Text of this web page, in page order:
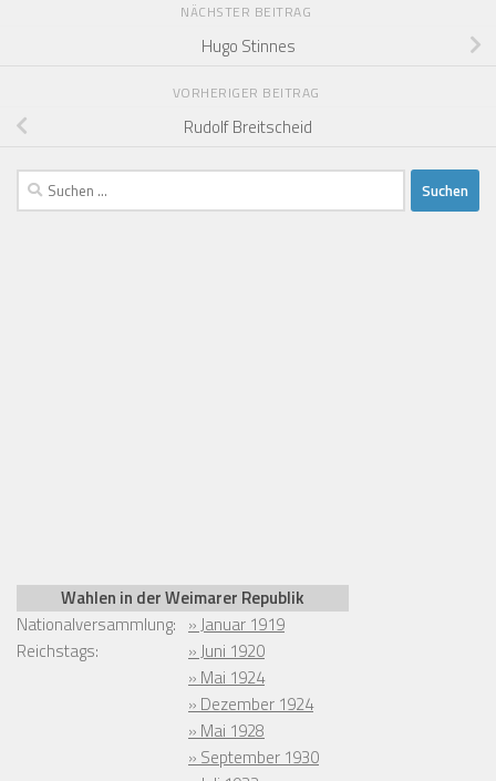
NÄCHSTER BEITRAG
Hugo Stinnes
VORHERIGER BEITRAG
Rudolf Breitscheid
Suchen
nach:
Wahlen in der Weimarer Republik
Nationalversammlung: » Januar 1919
Reichstags:
» Juni 1920
» Mai 1924
» Dezember 1924
» Mai 1928
» September 1930